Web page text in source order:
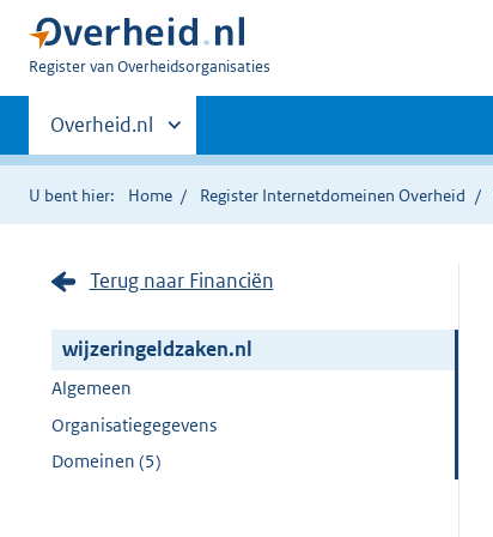
U
Register van Overheidsorganisaties
Primaire
navigatie
Andere
sites
binnen
Overheid.nl
U bent hier: Home Register Internetdomeinen Overheid
Terug naar Financiën
wijzeringeldzaken.nl
Algemeen
Organisatiegegevens
Domeinen (5)